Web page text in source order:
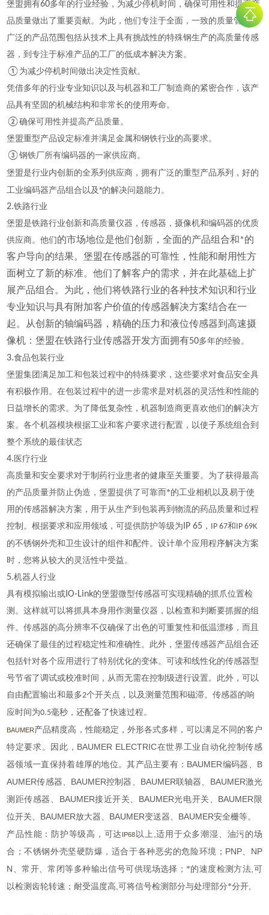
堡盟拥有60多年的行业经验，为减少停机时间，确保可用性和提高产
品质量做出了重要贡献。为此，他们专注于全面，一致的质量管理。
广泛的产品范围包括从技术上具有挑战性的特殊钢生产的高质量传感
器，到专注于标准产品的工厂的低成本解决方案。
① 为减少停机时间做出决定性贡献。
凭借多年的行业专业知识以及与机器和工厂制造商的紧密合作，该产
品具有坚固的机械结构和非常长的使用寿命。
②确保可用性并提高产品质量。
堡盟重型产品设定标准并满足金属和钢铁行业的高要求。
③钢铁厂所有编码器的一家供应商。
堡盟是行业内创新的全系列供应商，拥有广泛的重型产品系列，好的
工业编码器产品组合以及*的解决问题能力。
2.铁路行业
堡盟是铁路行业创新和高质量仪器，传感器，摄像机和编码器的优质
供应商。他们 的市场地位是他们创新，全面的产品组合和*的
客户导向的结果。堡盟在传感器的可靠性，性能和耐用性方
面树立了新的标准。他们了解客户的需求，并在此基础上扩
展产品组合。为此，他们将铁路行业的各种技术知识和行业
专业知识与具有附加客户价值的传感器解决方案结合在一
起。从创新的轴编码器，精确的压力和液位传感器到高速摄
像机：堡盟在铁路行业传感器开发方面拥有50多年的经验。
3.食品包装行业
堡盟集团满足加工和包装过程中的特殊要求，这些要求对食品安全具
有积极作用。在包装过程中的进一步需求是对机器的灵活性和性能的
日益增长的需求。为了降低复杂性，机器制造商更喜欢他们的解决方
案。各个机器模块根据工业和客户要求进行配置，以使子系统组合到
整个系统的最佳状态
4. 医疗行业
高质量和安全要求对于制药行业患者的健康至关重要。为了获得最高
的产品质量并防止伪造，堡盟提供了可靠而*的工业相机以及易于使
用的传感器解决方案，用于从生产到包装再到物流的药品质量和过程
控制。根据要求和应用领域，可提供防护等级为 IP 65 ， IP 67和 IP 69K
的不锈钢外壳和卫生设计的组件和配件。设计单个应用程序解决方案
时，您将从较大的灵活性中受益。
5.机器人行业
具有模拟输出或 IO-Link的堡盟微型传感器可实现精确的抓爪位置检
测。这样就可以将抓具本身用作测量仪器，以检查和判断要抓握的组
件。传感器的高分辨率不仅确保了出色的可重复性和低温漂移，而且
还确保了最佳的过程稳定性和准确性。此外，堡盟传感器产品组合还
包括针对各个应用进行了特别优化的变体。可读和线性化的传感器型
号节省了调试或校准时间，从而无需在控制级进行设置。此外，可以
自由配置输出和最多2个开关点，以及测量范围和磁滞。传感器的响
应时间为0.5毫秒，还配备了快速过程。
BAUMER产品精度高，性能稳定，外形各式多样，可以满足不同的客户
特定要求。因此， BAUMER ELECTRIC在世界工业自动化控制传感
器领域一直保持着雄厚的地位。其产品主要有： BAUMER编码器、 B
AUMER传感器、 BAUMER控制器、 BAUMER联轴器、 BAUMER激光
测距传感器、 BAUMER接近开关、 BAUMER光电开关、 BAUMER 限
位开关、 BAUMER放大器、 BAUMER变送器、 BAUMER安全栅等。
产品性能：防护等级高，可达 IP68 以上 适用于众多潮湿、油污的场
合；不锈钢外壳坚硬防爆，适合于各种恶劣的危险环境； PNP、 NP
N 、常开、常闭等多种输出信号可供现场选择；*的速度检测方法 可
以检测齿轮转速；耐受温度高 ,可将信号检测部分与处理部分*分开